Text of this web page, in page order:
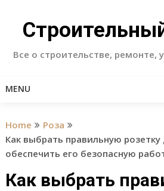
content
Все о строительстве, ремонте,
MENU
Home
Роза
Как выбрать правильную
обеспечить его безопасную
Как выбрать